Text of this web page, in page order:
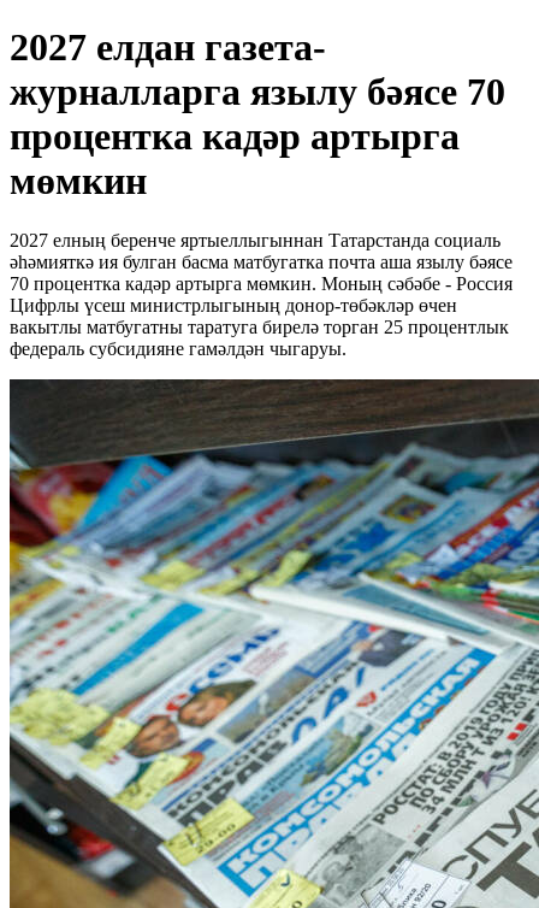
2027 елдан газета-
журналларга язылу бәясе 70
процентка кадәр артырга
мөмкин
2027 елның беренче яртыеллыгыннан Татарстанда социаль
әһәмияткә ия булган басма матбугатка почта аша язылу бәясе
70 процентка кадәр артырга мөмкин. Моның сәбәбе - Россия
Цифрлы үсеш министрлыгының донор-төбәкләр өчен
вакытлы матбугатны таратуга бирелә торган 25 процентлык
федераль субсидияне гамәлдән чыгаруы.